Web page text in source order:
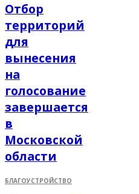
Отбор
территорий
для
вынесения
на
голосование
завершается
в
Московской
области
БЛАГОУСТРОЙСТВО